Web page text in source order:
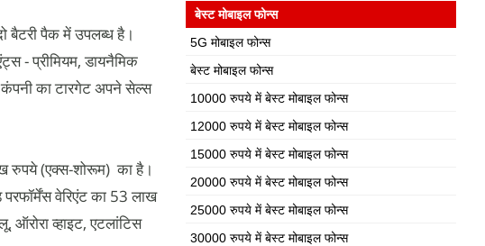
बैटरी पैक में उपलब्ध है।
- प्रीमियम, डायनैमिक
का टारगेट अपने सेल्स
रुपये (एक्स-शोरूम) का है।
वेरिएंट का 53 लाख
व्हाइट, एटलांटिस
बेस्ट मोबाइल फोन्स
5G मोबाइल फोन्स
बेस्ट मोबाइल फोन्स
10000 रुपये में बेस्ट मोबाइल फोन्स
12000 रुपये में बेस्ट मोबाइल फोन्स
15000 रुपये में बेस्ट मोबाइल फोन्स
20000 रुपये में बेस्ट मोबाइल फोन्स
25000 रुपये में बेस्ट मोबाइल फोन्स
30000 रुपये में बेस्ट मोबाइल फोन्स